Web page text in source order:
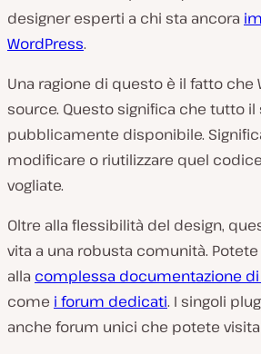
designer esperti a chi sta ancora
WordPress.
Una ragione di questo è il fatto che
source. Questo significa che tutto
pubblicamente disponibile.
modificare o riutilizzare quel
vogliate.
Oltre alla flessibilità del design,
vita a una robusta comunità. Potete
alla complessa documentazione di
come i forum dedicati. I singoli
anche forum unici che potete